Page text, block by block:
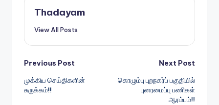
Thadayam
View All Posts
Post
navigation
Previous Post
முக்கிய செய்திகளின்
சுருக்கம்!!
Next Post
கொழும்பு புறநகர்ப் பகுதியில்
புனரமைப்பு பணிகள்
ஆரம்பம்!!